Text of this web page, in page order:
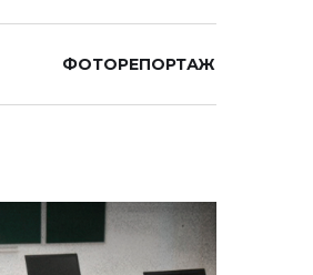
ФОТОРЕПОРТАЖ